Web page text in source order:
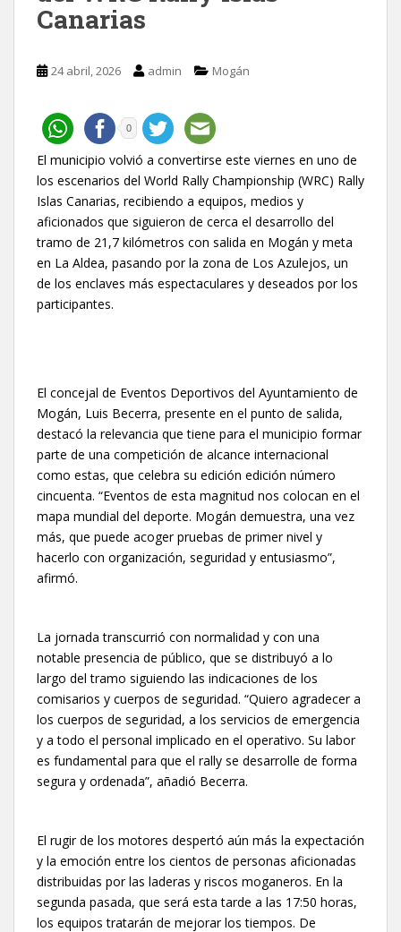
Canarias
24 abril, 2026 admin Mogán
0
El municipio volvió a convertirse este viernes en uno de
los escenarios del World Rally Championship (WRC) Rally
Islas Canarias, recibiendo a equipos, medios y
aficionados que siguieron de cerca el desarrollo del
tramo de 21,7 kilómetros con salida en Mogán y meta
en La Aldea, pasando por la zona de Los Azulejos, un
de los enclaves más espectaculares y deseados por los
participantes.
El concejal de Eventos Deportivos del Ayuntamiento de
Mogán, Luis Becerra, presente en el punto de salida,
destacó la relevancia que tiene para el municipio formar
parte de una competición de alcance internacional
como estas, que celebra su edición edición número
cincuenta. “Eventos de esta magnitud nos colocan en el
mapa mundial del deporte. Mogán demuestra, una vez
más, que puede acoger pruebas de primer nivel y
hacerlo con organización, seguridad y entusiasmo”,
afirmó.
La jornada transcurrió con normalidad y con una
notable presencia de público, que se distribuyó a lo
largo del tramo siguiendo las indicaciones de los
comisarios y cuerpos de seguridad. “Quiero agradecer a
los cuerpos de seguridad, a los servicios de emergencia
y a todo el personal implicado en el operativo. Su labor
es fundamental para que el rally se desarrolle de forma
segura y ordenada”, añadió Becerra.
El rugir de los motores despertó aún más la expectación
y la emoción entre los cientos de personas aficionadas
distribuidas por las laderas y riscos moganeros. En la
segunda pasada, que será esta tarde a las 17:50 horas,
los equipos tratarán de mejorar los tiempos. De